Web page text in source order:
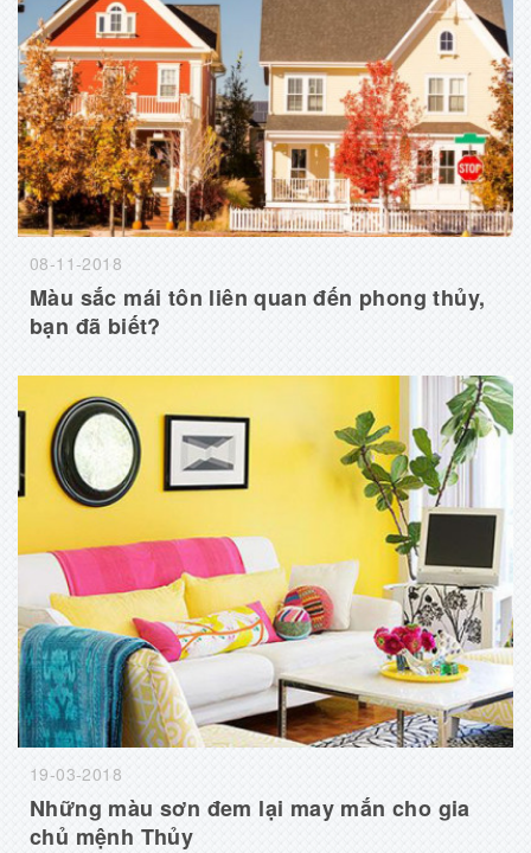
08-11-2018
Màu sắc mái tôn liên quan đến phong thủy,
bạn đã biết?
19-03-2018
Những màu sơn đem lại may mắn cho gia
chủ mệnh Thủy